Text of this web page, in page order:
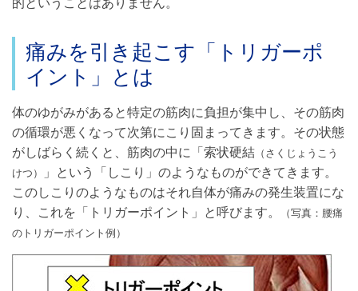
痛みを引き起こす「トリガーポ
イント」とは
体のゆがみがあると特定の筋肉に負担が集中し、その筋肉
の循環が悪くなって次第にこり固まってきます。その状態
がしばらく続くと、筋肉の中に「索状硬結 （さくじょうこう
けつ）
」という「しこり」のようなものができてきます。
このしこりのようなものはそれ自体が痛みの発生装置にな
り、これを「トリガーポイント」と呼びます。
（写真：腰痛
のトリガーポイント例）